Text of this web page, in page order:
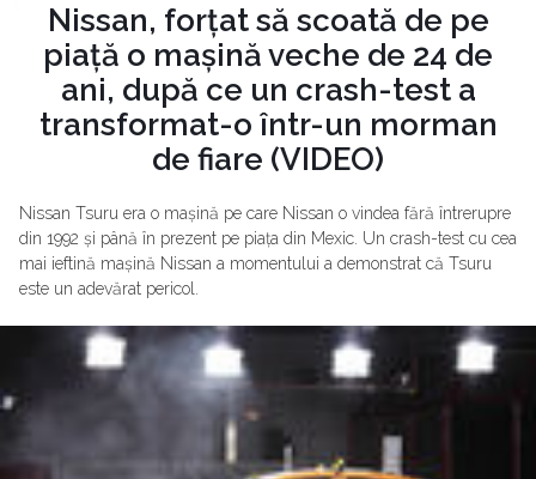
Nissan, forțat să scoată de pe
piață o mașină veche de 24 de
ani, după ce un crash-test a
transformat-o într-un morman
de fiare (VIDEO)
Nissan Tsuru era o mașină pe care Nissan o vindea fără întrerupre
din 1992 și până în prezent pe piața din Mexic. Un crash-test cu cea
mai ieftină mașină Nissan a momentului a demonstrat că Tsuru
este un adevărat pericol.